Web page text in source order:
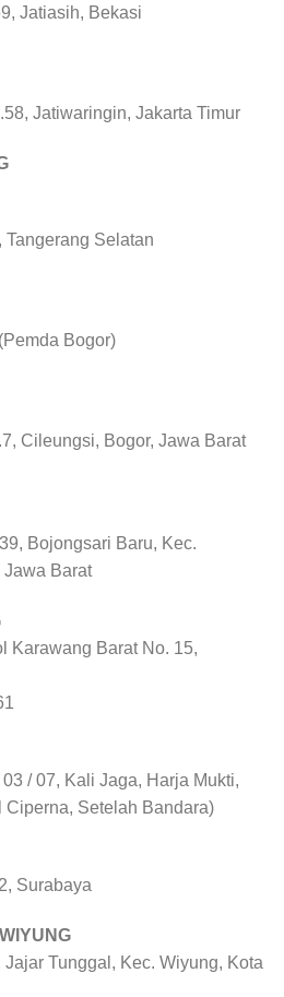
Jatiasih, Bekasi
Jatiwaringin, Jakarta Timur
Selatan
Bogor)
Cileungsi, Bogor, Jawa Barat
Bojongsari Baru, Kec.
Jawa Barat
Karawang Barat No. 15,
/ 07, Kali Jaga, Harja Mukti,
Ciperna, Setelah Bandara)
Surabaya
Tunggal, Kec. Wiyung, Kota